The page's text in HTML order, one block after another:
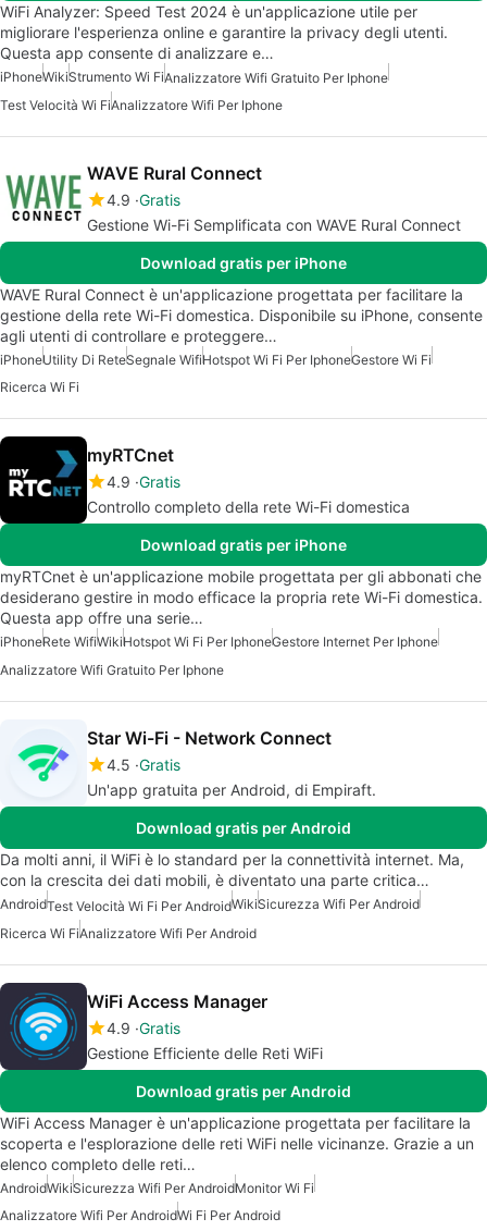
WiFi Analyzer: Speed Test 2024 è un'applicazione utile per
migliorare l'esperienza online e garantire la privacy degli utenti.
Questa app consente di analizzare e…
iPhoneWikiStrumento Wi FiAnalizzatore Wifi Gratuito Per Iphone
Test Velocità Wi FiAnalizzatore Wifi Per Iphone
WAVE Rural Connect
4.9 Gratis
Gestione Wi-Fi Semplificata con WAVE Rural Connect
Download gratis per iPhone
WAVE Rural Connect è un'applicazione progettata per facilitare la
gestione della rete Wi-Fi domestica. Disponibile su iPhone, consente
agli utenti di controllare e proteggere…
iPhoneUtility Di ReteSegnale WifiHotspot Wi Fi Per IphoneGestore Wi Fi
Ricerca Wi Fi
myRTCnet
4.9 Gratis
Controllo completo della rete Wi-Fi domestica
Download gratis per iPhone
myRTCnet è un'applicazione mobile progettata per gli abbonati che
desiderano gestire in modo efficace la propria rete Wi-Fi domestica.
Questa app offre una serie…
iPhoneRete WifiWikiHotspot Wi Fi Per IphoneGestore Internet Per Iphone
Analizzatore Wifi Gratuito Per Iphone
Star Wi-Fi - Network Connect
4.5 Gratis
Un'app gratuita per Android, di Empiraft.
Download gratis per Android
Da molti anni, il WiFi è lo standard per la connettività internet. Ma,
con la crescita dei dati mobili, è diventato una parte critica…
AndroidTest Velocità Wi Fi Per AndroidWikiSicurezza Wifi Per Android
Ricerca Wi FiAnalizzatore Wifi Per Android
WiFi Access Manager
4.9 Gratis
Gestione Efficiente delle Reti WiFi
Download gratis per Android
WiFi Access Manager è un'applicazione progettata per facilitare la
scoperta e l'esplorazione delle reti WiFi nelle vicinanze. Grazie a un
elenco completo delle reti…
AndroidWikiSicurezza Wifi Per AndroidMonitor Wi Fi
Analizzatore Wifi Per AndroidWi Fi Per Android